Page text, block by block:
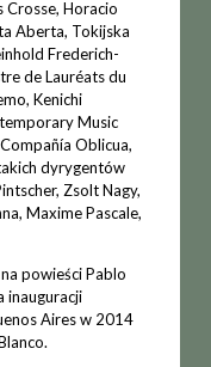
Horacio
Aberta, Tokijska
Frederich-
de Lauréats du
Kenichi
Music
Oblicua,
dyrygentów
Zsolt Nagy,
Maxime Pascale,
powieści Pablo
inauguracji
Aires w 2014